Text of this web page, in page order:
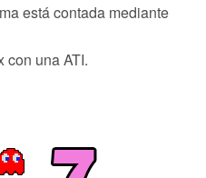
está contada mediante
con una ATI.